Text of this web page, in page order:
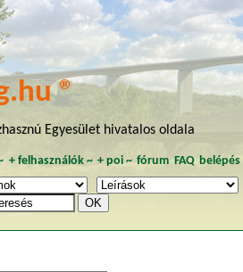
®
Egyesület hivatalos oldala
+ felhasználók~ + poi~ fórum FAQ belépés